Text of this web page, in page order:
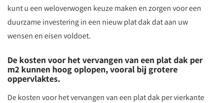
kunt u een weloverwogen keuze maken en zorgen voor een
duurzame investering in een nieuw plat dak dat aan uw
wensen en eisen voldoet.
De kosten voor het vervangen van een plat dak per
m2 kunnen hoog oplopen, vooral bij grotere
oppervlaktes.
De kosten voor het vervangen van een plat dak per vierkante